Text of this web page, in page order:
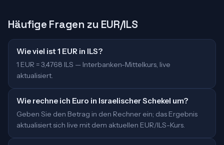
Häufige Fragen zu EUR/ILS
Wie viel ist 1 EUR in ILS?
1 EUR = 3,4768 ILS — Interbanken-Mittelkurs, live
aktualisiert.
Wie rechne ich Euro in Israelischer Schekel um?
Geben Sie den Betrag in den Rechner ein; das Ergebnis
aktualisiert sich live mit dem aktuellen EUR/ILS-Kurs.